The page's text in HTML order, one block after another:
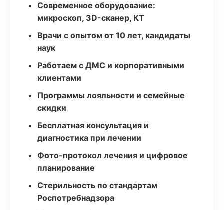
Современное оборудование:
микроскоп, 3D-сканер, КТ
Врачи с опытом от 10 лет, кандидаты
наук
Работаем с ДМС и корпоративными
клиентами
Программы лояльности и семейные
скидки
Бесплатная консультация и
диагностика при лечении
Фото-протокол лечения и цифровое
планирование
Стерильность по стандартам
Роспотребнадзора